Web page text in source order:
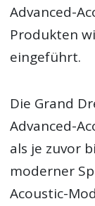
Advanced-
Produkten
eingeführt.
Die Grand
Advanced-
als je zuvor
moderner
Acoustic-